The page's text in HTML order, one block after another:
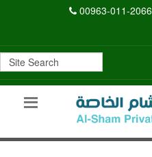
00963-011-2066